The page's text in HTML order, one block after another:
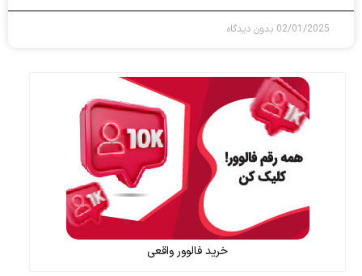
02/01/2025 بدون دیدگاه
خرید فالوور واقعی